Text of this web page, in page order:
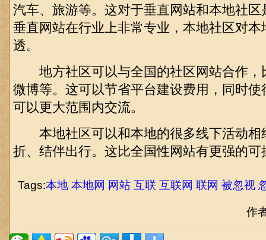
汽车、旅游等。这对于垂直网站和本地社
垂直网站在行业上非常专业，本地社区对
透。
地方社区可以与全国的社区网站合作，
微博等。这可以节省平台建设费用，同时
可以更大范围内交流。
本地社区可以和本地的很多线下活动相
折、结伴出行。这比全国性网站有更强的可
Tags:本地 本地网 网站 互联 互联网 联网 被忽视
作